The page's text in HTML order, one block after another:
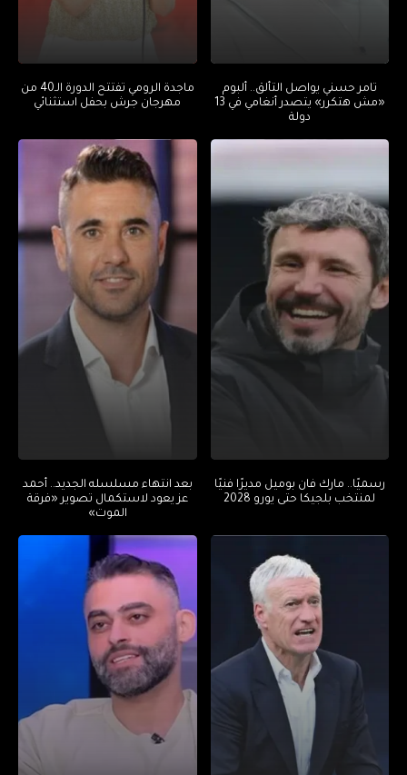
تامر حسني يواصل التألق.. ألبوم
«مش هتكرر» يتصدر أنغامي في 13
دولة
ماجدة الرومي تفتتح الدورة الـ40 من
مهرجان جرش بحفل استثنائي
رسميًا.. مارك فان بوميل مديرًا فنيًا
لمنتخب بلجيكا حتى يورو 2028
بعد انتهاء مسلسله الجديد.. أحمد
عز يعود لاستكمال تصوير «فرقة
الموت»